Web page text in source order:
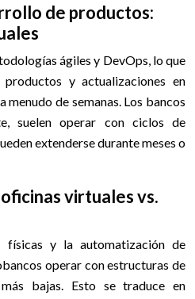
de productos:
ágiles y DevOps, lo que
y actualizaciones en
de semanas. Los bancos
suelen operar con ciclos de
extenderse durante meses o
virtuales vs.
físicas y la automatización de
operar con estructuras de
bajas. Esto se traduce en